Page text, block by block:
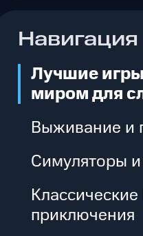
Навигация
Лучшие
миром для
Выживание и
Симуляторы и
Классические
приключения